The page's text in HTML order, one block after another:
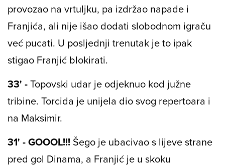
provozao na vrtuljku, pa izdržao napade i
Franjića, ali nije išao dodati slobodnom igraču
već pucati. U posljednji trenutak je to ipak
stigao Franjić blokirati.
33' -Topovski udar je odjeknuo kod južne
tribine. Torcida je unijela dio svog repertoara i
na Maksimir.
31' - GOOOL!!! Šego je ubacivao s lijeve strane
pred gol Dinama, a Franjić je u skoku